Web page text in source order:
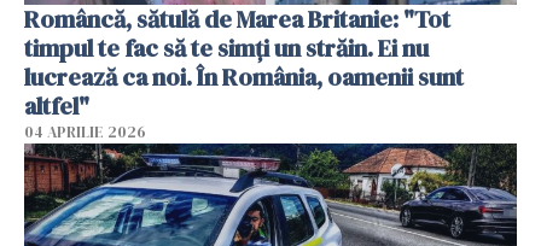
Româncă, sătulă de Marea Britanie: "Tot
timpul te fac să te simți un străin. Ei nu
lucrează ca noi. În România, oamenii sunt
altfel"
04 APRILIE 2026